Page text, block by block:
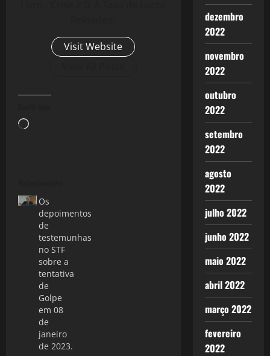
Visit Website
Carregando...
Os
depoimentos
de
testemunhas
no STF
sobre a
tentativa
de
Golpe
em 08
de
janeiro
de 2023.
dezembro
2022
novembro
2022
outubro
2022
setembro
2022
agosto
2022
julho 2022
junho 2022
maio 2022
abril 2022
março 2022
fevereiro
2022